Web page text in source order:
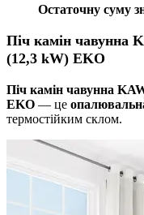
Остаточну суму
Піч камін чавунна
(12,3 kW) EKO
Піч камін чавунна
EKO ― це
термостійким склом.